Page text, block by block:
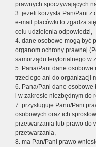
prawnych spoczywających
3. jeżeli korzysta Pan/Pani z
e-mail placówki to zgadza
celu udzielenia odpowiedzi,
4. dane osobowe mogą być
organom ochrony prawnej
samorządu terytorialnego w
5. Pana/Pani dane
trzeciego ani do organizacji
6. Pana/Pani dane osobowe
i w zakresie niezbędnym do
7. przysługuje Panu/Pani
osobowych oraz ich
przetwarzania lub prawo do
przetwarzania,
8. ma Pan/Pani prawo